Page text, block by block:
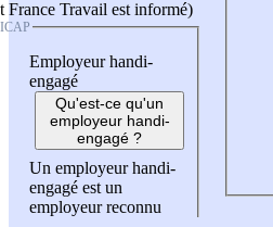
France Travail est informé)
Employeur handi-
engagé
Qu'est-ce qu'un
employeur handi-
engagé ?
Un employeur handi-
engagé est un
employeur reconnu